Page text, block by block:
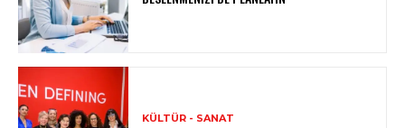
KÜLTÜR - SANAT